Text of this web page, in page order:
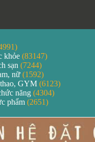
khỏe (83147)
sạn (7244)
nữ (1592)
GYM (6123)
năng (4304)
phẩm (2651)